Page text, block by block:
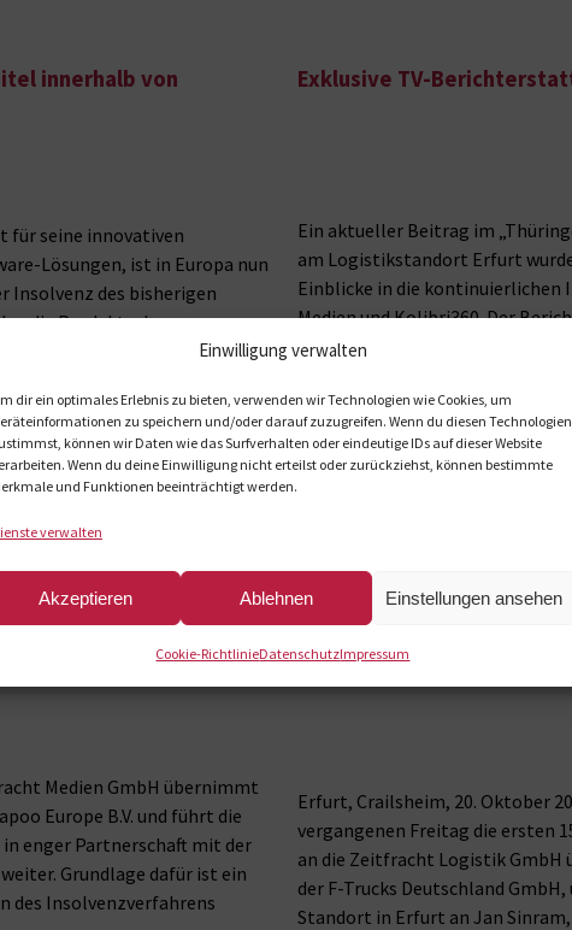
Einwilligung verwalten
dir ein optimales Erlebnis zu bieten, verwenden wir Technologien wie Cookies, um
zu speichern und/oder darauf zuzugreifen. Wenn du diesen Technologien
können wir Daten wie das Surfverhalten oder eindeutige IDs auf dieser Website
Wenn du deine Einwilligung nicht erteilst oder zurückziehst, können bestimmte
und Funktionen beeinträchtigt werden.
verwalten
Akzeptieren Ablehnen Einstellungen ansehen
Cookie-RichtlinieDatenschutzImpressum
innerhalb von
für seine innovativen
Lösungen, ist in Europa nun
Insolvenz des bisherigen
die Produkte des
Zeitfracht Medien
Exklusive TV-
Ein aktueller Beitrag im
am Logistikstandort Erfurt
Einblicke in die
Medien und Kolibri360. Der
erreichbar. Direkt zur
Rapoo Europe B.V. in
Medien GmbH übernimmt
Europe B.V. und führt die
in enger Partnerschaft mit der
Grundlage dafür ist ein
des Insolvenzverfahrens
F-Trucks Deutschland
Zeitfracht
Erfurt, Crailsheim, 20. Oktober
vergangenen Freitag die ersten
an die Zeitfracht Logistik GmbH
der F-Trucks Deutschland
Standort in Erfurt an Jan